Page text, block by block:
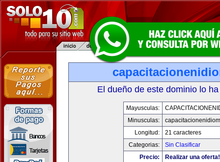
El dueño de este dominio lo
Mayusculas:
Minusculas:
Longitud:
21 caracteres
Categorias:
Sin Clasificar
Precio:
Realizar una oferta!